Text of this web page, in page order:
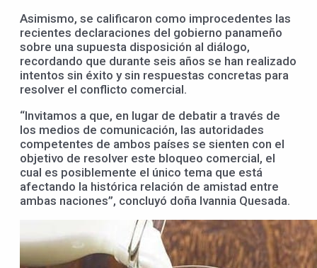
Asimismo, se calificaron como improcedentes las
recientes declaraciones del gobierno panameño
sobre una supuesta disposición al diálogo,
recordando que durante seis años se han realizado
intentos sin éxito y sin respuestas concretas para
resolver el conflicto comercial.
“Invitamos a que, en lugar de debatir a través de
los medios de comunicación, las autoridades
competentes de ambos países se sienten con el
objetivo de resolver este bloqueo comercial, el
cual es posiblemente el único tema que está
afectando la histórica relación de amistad entre
ambas naciones”, concluyó doña Ivannia Quesada.